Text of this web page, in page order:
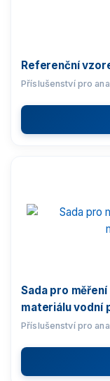
Referenční
Příslušenství pro
Sada pro
materiálu vodní
Příslušenství pro